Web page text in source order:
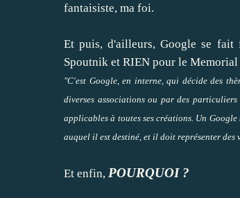
fantaisiste, ma foi.
Et puis, d'ailleurs, Google se fait
Spoutnik et RIEN pour le Memorial
"C'est Google, en interne, qui décide des
diverses associations ou par des
applicables à toutes ses créations. Un
auquel il est destiné, et il doit représenter des
Et enfin, POURQUOI ?